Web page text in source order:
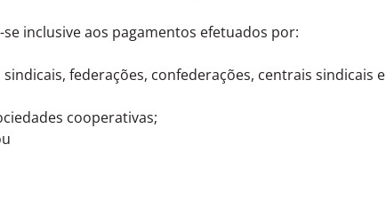
inclusive aos pagamentos efetuados por:
federações, confederações, centrais sindicais e
cooperativas;